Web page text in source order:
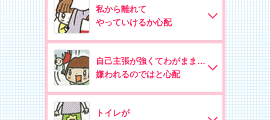
私から離れて
やっていけるか心配
自己主張が強くてわがまま…
嫌われるのではと心配
トイレが